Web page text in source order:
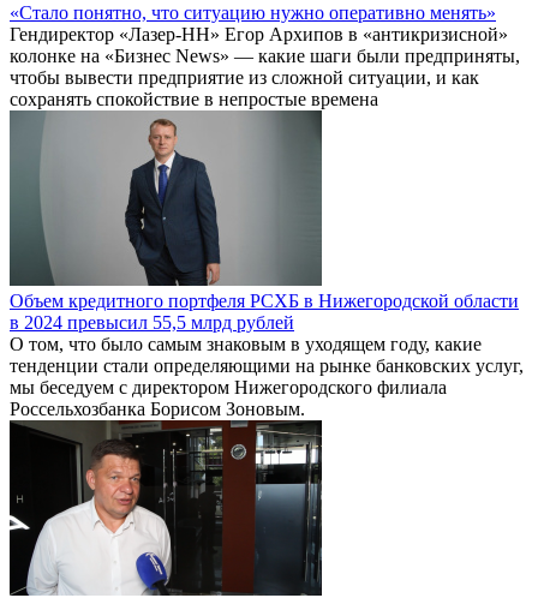
«Стало понятно, что ситуацию нужно оперативно менять»
Гендиректор «Лазер-НН» Егор Архипов в «антикризисной»
колонке на «Бизнес News» — какие шаги были предприняты,
чтобы вывести предприятие из сложной ситуации, и как
сохранять спокойствие в непростые времена
Объем кредитного портфеля РСХБ в Нижегородской области
в 2024 превысил 55,5 млрд рублей
О том, что было самым знаковым в уходящем году, какие
тенденции стали определяющими на рынке банковских услуг,
мы беседуем с директором Нижегородского филиала
Россельхозбанка Борисом Зоновым.